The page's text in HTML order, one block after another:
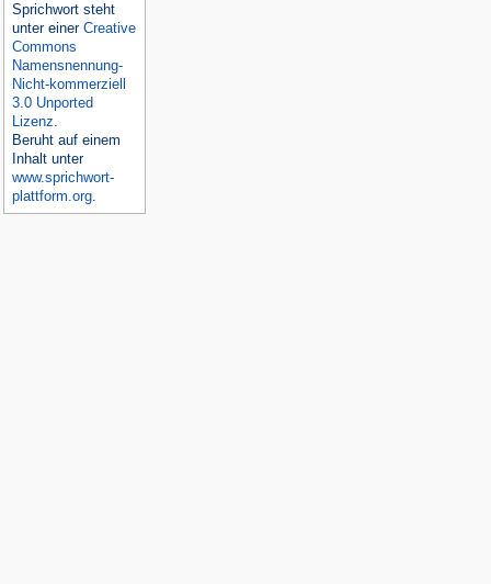
Sprichwortsteht
unter einer Creative
Commons
Namensnennung-
Nicht-kommerziell
3.0 Unported
Lizenz.
Beruht auf einem
Inhalt unter
www.sprichwort-
plattform.org.